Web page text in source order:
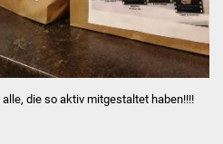
die so aktiv mitgestaltet haben!!!!